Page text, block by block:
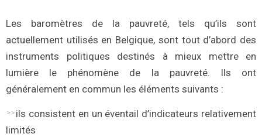
Les baromètres de la pauvreté, tels qu’ils sont
actuellement utilisés en Belgique, sont tout d’abord des
instruments politiques destinés à mieux mettre en
lumière le phénomène de la pauvreté. Ils ont
généralement en commun les éléments suivants :
ils consistent en un éventail d’indicateurs relativement
limités